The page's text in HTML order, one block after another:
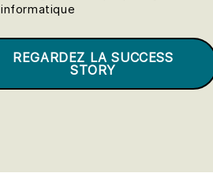
informatique
REGARDEZ LA SUCCESS
STORY